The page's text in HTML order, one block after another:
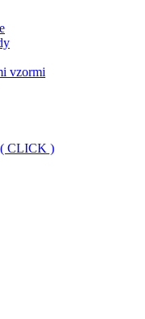
vzormi
( CLICK )